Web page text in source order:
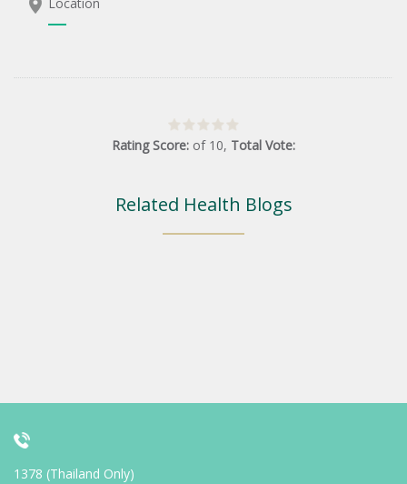
Location
Rating Score: of 10, Total Vote:
Related Health Blogs
1378 (Thailand Only)